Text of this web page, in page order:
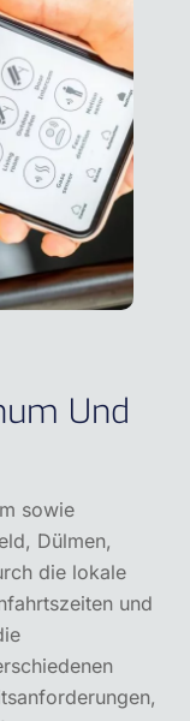
Und
sowie
Dülmen,
die lokale
und